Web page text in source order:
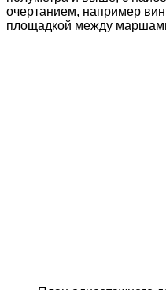
очертанием, например
площадкой между